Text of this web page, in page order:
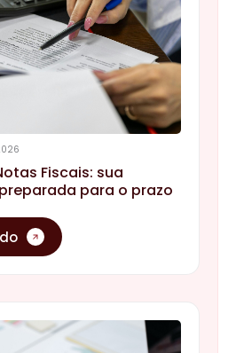
Fiscais: sua
para o prazo